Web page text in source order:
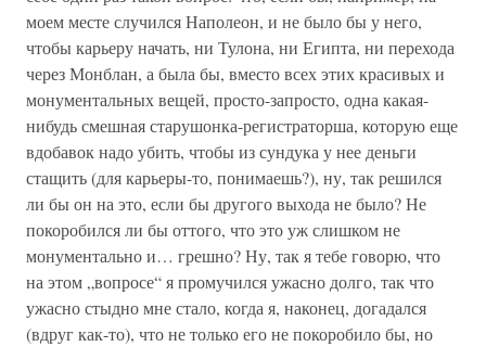
моем месте случился Наполеон, и не было бы у него,
чтобы карьеру начать, ни Тулона, ни Египта, ни перехода
через Монблан, а была бы, вместо всех этих красивых и
монументальных вещей, просто-запросто, одна какая-
нибудь смешная старушонка-регистраторша, которую еще
вдобавок надо убить, чтобы из сундука у нее деньги
стащить (для карьеры-то, понимаешь?), ну, так решился
ли бы он на это, если бы другого выхода не было? Не
покоробился ли бы оттого, что это уж слишком не
монументально и… грешно? Ну, так я тебе говорю, что
на этом „вопросе“ я промучился ужасно долго, так что
ужасно стыдно мне стало, когда я, наконец, догадался
(вдруг как-то), что не только его не покоробило бы, но